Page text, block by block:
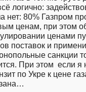
логично:
нет: 80% Газпром
ценам, при этом
ценами
поставок и
санкции
При этом  если
по Укре к цене